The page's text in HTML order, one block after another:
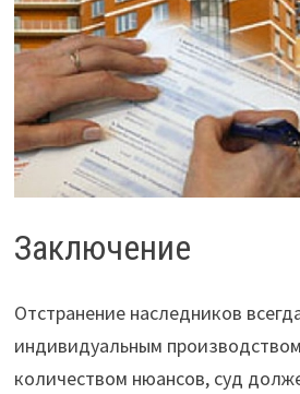
Заключение
Отстранение наследников
индивидуальным
количеством нюансов, суд